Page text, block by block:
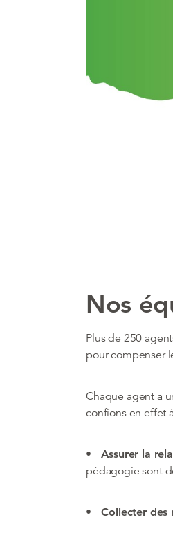
Nos
Plus de 250
pour compenser
Chaque agent a
confions en effet
• Assurer la
pédagogie sont
• Collecter des